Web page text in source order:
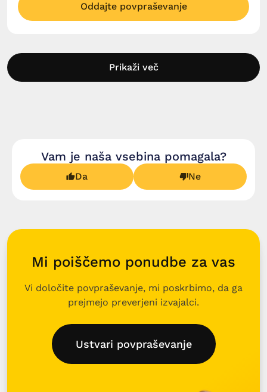
Oddajte povpraševanje
Prikaži več
Vam je naša vsebina pomagala?
Da Ne
Mi poiščemo ponudbe za vas
Vi določite povpraševanje, mi poskrbimo, da ga
prejmejo preverjeni izvajalci.
Ustvari povpraševanje